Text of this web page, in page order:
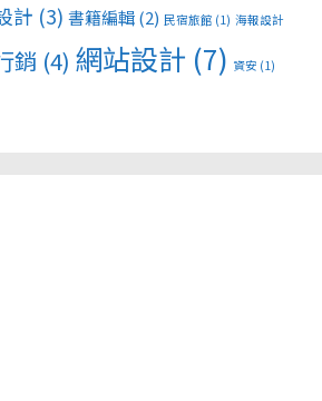
計 (3) 書籍編輯(2) 民宿旅館 (1) 海報設計
銷 (4) 網站設計 (7) 資安 (1)